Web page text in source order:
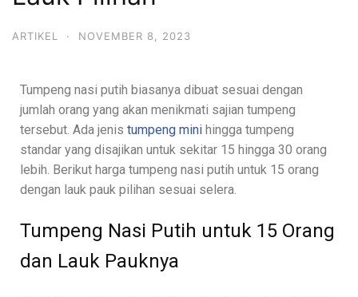
ARTIKEL · NOVEMBER 8, 2023
Tumpeng nasi putih biasanya dibuat sesuai dengan
jumlah orang yang akan menikmati sajian tumpeng
tersebut. Ada jenis tumpeng mini hingga tumpeng
standar yang disajikan untuk sekitar 15 hingga 30 orang
lebih. Berikut harga tumpeng nasi putih untuk 15 orang
dengan lauk pauk pilihan sesuai selera.
Tumpeng Nasi Putih untuk 15 Orang
dan Lauk Pauknya